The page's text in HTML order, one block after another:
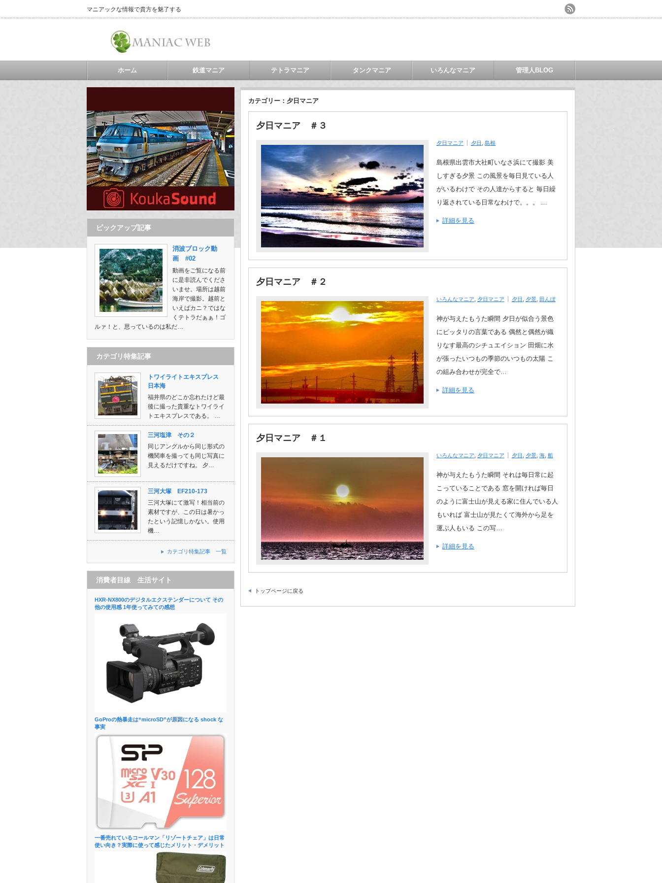
マニアックな情報で貴方を魅了する
ホーム 鉄道マニア テトラマニア タンクマニア いろんなマニア 管理人BLOG
カテゴリー：夕日マニア
夕日マニア ＃３
夕日マニア 夕日 島根
島根県出雲市大社町いなさ浜にて撮影 美
しすぎる夕景 この風景を毎日見ている人
がいるわけで その人達からすると 毎日繰
り返されている日常なわけで。。。 …
詳細を見る
夕日マニア ＃２
いろんなマニア 夕日マニア 夕日 夕景 田んぼ
神が与えたもうた瞬間 夕日が似合う景色
にピッタリの言葉である 偶然と偶然が織
りなす最高のシチュエイション 田畑に水
が張ったいつもの季節のいつもの太陽 こ
の組み合わせが完全で…
詳細を見る
夕日マニア ＃１
いろんなマニア 夕日マニア 夕日 夕景 海 船
神が与えたもうた瞬間 それは毎日常に起
こっていることである 窓を開ければ毎日
のように富士山が見える家に住んでいる人
もいれば 富士山が見たくて海外から足を
運ぶ人もいる この写…
詳細を見る
トップページに戻る
ピックアップ記事
消波ブロック動
画 #02
動画をご覧になる前
に是非読んでくださ
いませ。場所は越前
海岸で撮影。越前と
いえばカニ？ではな
くテトラだぁぁ！ゴ
ルァ！と、思っているのは私だ…
カテゴリ特集記事
トワイライトエキスプレス
日本海
福井県のどこか忘れたけど最
後に撮った貴重なトワイライ
トエキスプレスである。 …
三河塩津 その２
同じアングルから同じ形式の
機関車を撮っても同じ写真に
見えるだけですね。 夕…
三河大塚 EF210-173
三河大塚にて激写！相当前の
素材ですが、この日は暑かっ
たという記憶しかない。使用
機…
カテゴリ特集記事 一覧
消費者目線 生活サイト
HXR-NX800のデジタルエクステンダーについて その
他の使用感 1年使ってみての感想
GoProの熱暴走は“microSD”が原因になる shock な
事実
一番売れているコールマン「リゾートチェア」は日常
使い向き？実際に使って感じたメリット・デメリット